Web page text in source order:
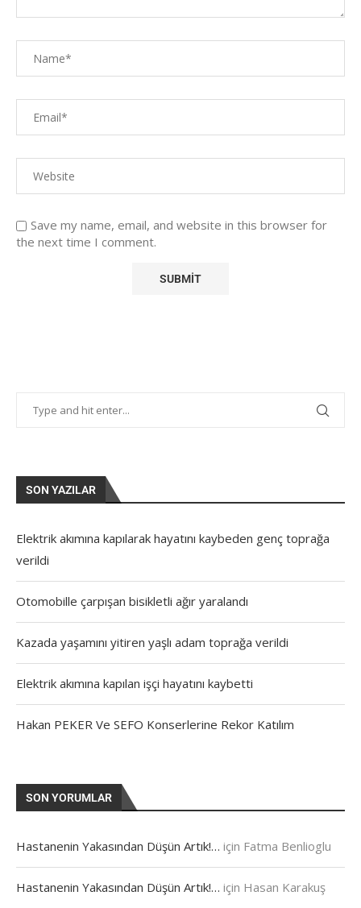
Save my name, email, and website in this browser for
the next time I comment.
SON YAZILAR
Elektrik akımına kapılarak hayatını kaybeden genç toprağa
verildi
Otomobille çarpışan bisikletli ağır yaralandı
Kazada yaşamını yitiren yaşlı adam toprağa verildi
Elektrik akımına kapılan işçi hayatını kaybetti
Hakan PEKER Ve SEFO Konserlerine Rekor Katılım
SON YORUMLAR
Hastanenin Yakasından Düşün Artık!… için Fatma Benlioglu
Hastanenin Yakasından Düşün Artık!… için Hasan Karakuş